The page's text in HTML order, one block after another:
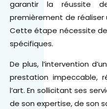
garantir la réussite
premièrement de réaliser
Cette étape nécessite
spécifiques.
De plus, l’intervention
prestation impeccable,
l’art. En sollicitant ses
de son expertise, de son